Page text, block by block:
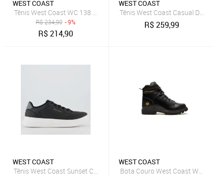
WEST COAST
Tênis West Coast WC 138 Bull Branco
R$234,90 - 9%
R$214,90
WEST COAST
Tênis West Coast Casual
R$259,99
WEST COAST
Tênis West Coast Sunset Castlerock Preto
WEST COAST